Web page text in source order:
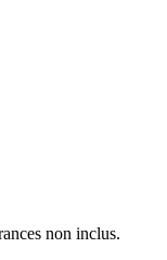
non inclus.